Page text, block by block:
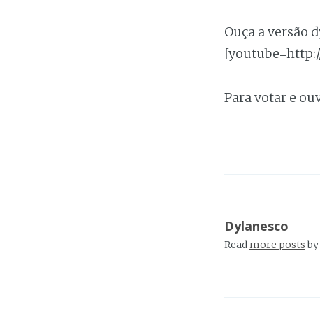
Ouça a versão
Para votar e
Dylanesco
Readmore posts